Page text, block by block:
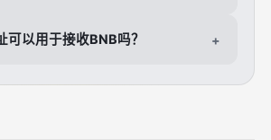
可以用于接收BNB吗？ +